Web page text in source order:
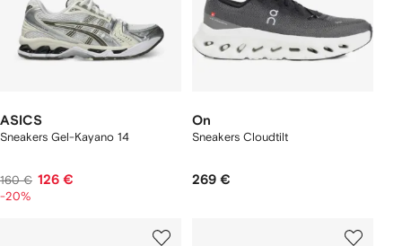
ASICS
Sneakers Gel-Kayano 14
160 € 126 €
-20%
On
Sneakers Cloudtilt
269 €